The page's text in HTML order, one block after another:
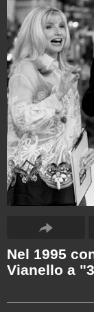
Nel 1995
Vianello a